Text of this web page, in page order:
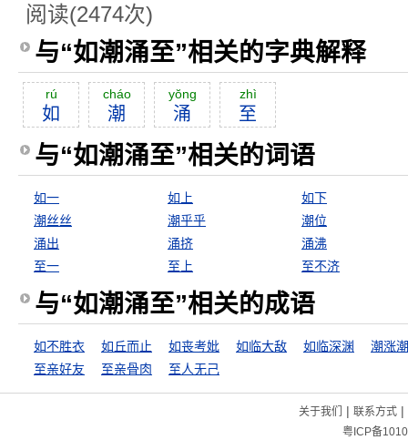
阅读(2474次)
与“如潮涌至”相关的字典解释
rú
如
cháo
潮
yŏng
涌
zhì
至
与“如潮涌至”相关的词语
如一 如上
如下
潮丝丝
潮乎乎
潮位
涌出
涌挤
涌沸
至一
至上 至不济
与“如潮涌至”相关的成语
如不胜衣 如丘而止 如丧考妣 如临大敌 如临深渊
潮涨
至亲好友
至亲骨肉 至人无己
关于我们 | 联系方式|
粤ICP备